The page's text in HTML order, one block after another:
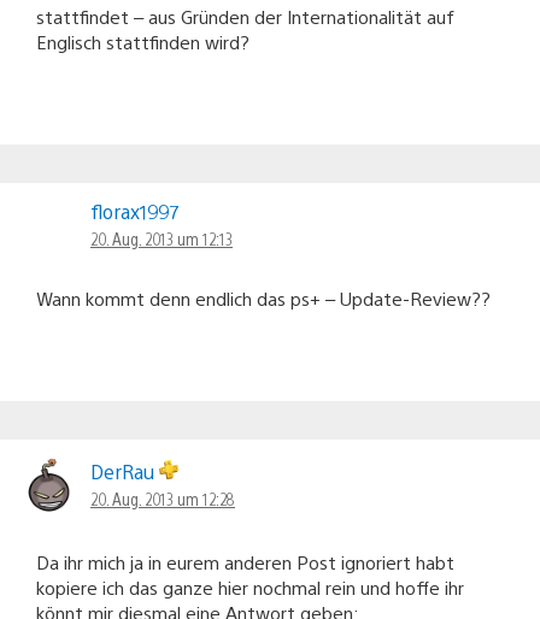
stattfindet – aus Gründen der Internationalität auf
Englisch stattfinden wird?
florax1997
20. Aug. 2013 um 12:13
Wann kommt denn endlich das ps+ – Update-Review??
DerRau
20. Aug. 2013 um 12:28
Da ihr mich ja in eurem anderen Post ignoriert habt
kopiere ich das ganze hier nochmal rein und hoffe ihr
könnt mir diesmal eine Antwort geben: